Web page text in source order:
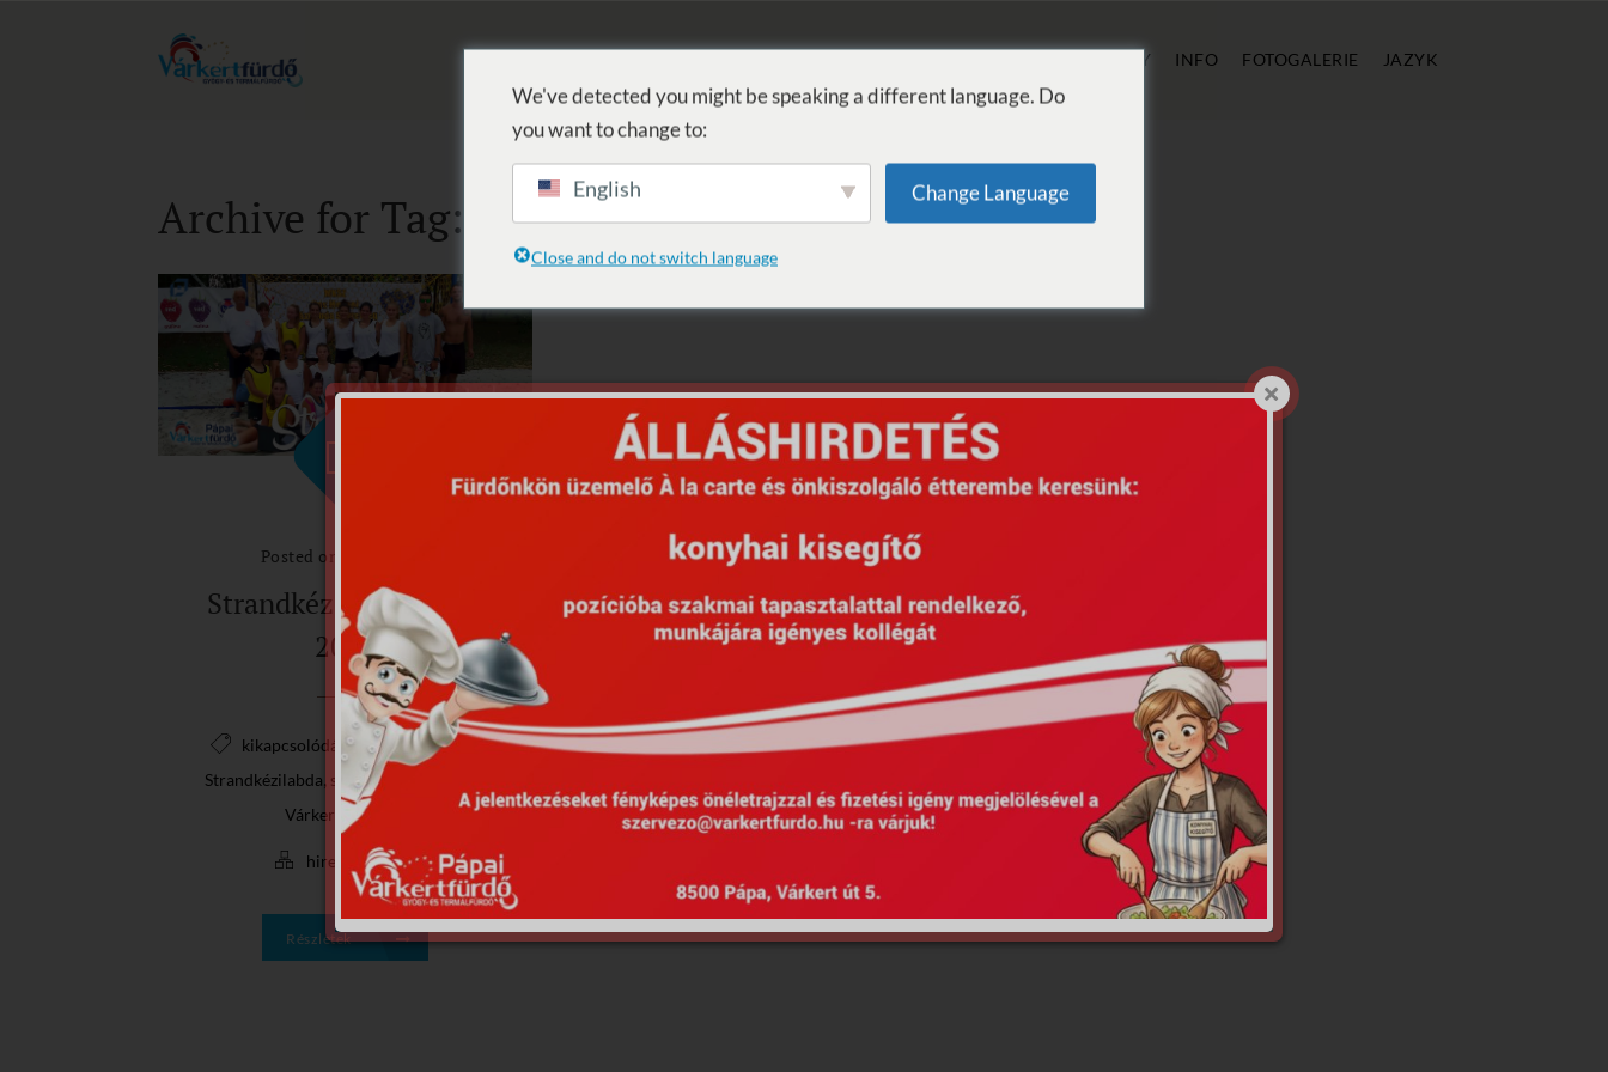
CENY INFO FOTOGALERIE JAZYK
Archive for Tag: Strandkézilabda
Posted on 2020.07.13.
Strandkézilabda tábor
2020
kikapcsolódás ,Pápa,pihenés,
Strandkézilabda, szórakozás
Várkertfürdő
hirek video
Részletek
We've detected you might be speaking a different language. Do
you want to change to:
English Change Language
Close and do not switch language